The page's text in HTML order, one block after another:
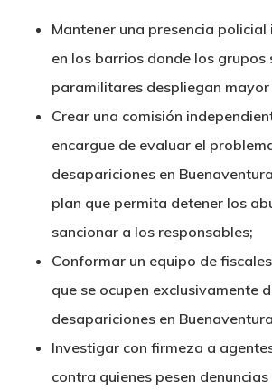
Mantener una presencia
en los barrios donde los grupos
paramilitares despliegan
Crear una comisión
encargue de evaluar el
desapariciones en
plan que permita detener los
sancionar a los responsables;
Conformar un equipo de
que se ocupen exclusivamente
desapariciones en
Investigar con firmeza a
contra quienes pesen